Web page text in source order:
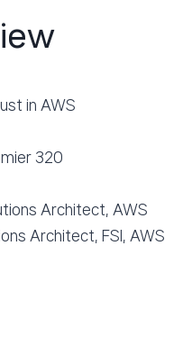
in AWS
320
Architect, AWS
Architect, FSI, AWS